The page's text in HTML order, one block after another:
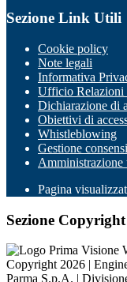
Sezione Link Utili
Cookie policy
Note legali
Informativa
Ufficio Relazioni
Dichiarazione di
Obiettivi di
Whistleblowing
Gestione
Amministrazione
Pagina
Sezione Copyright
Copyright 2026 |
Parma S.p.A. |